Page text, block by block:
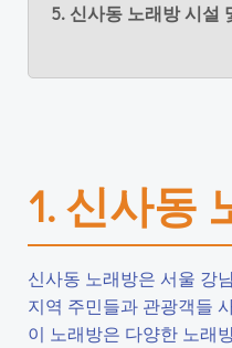
5. 신사동 노래방 시설
1. 신사동
신사동 노래방은 서울 강
지역 주민들과 관광객들
이 노래방은 다양한 노래